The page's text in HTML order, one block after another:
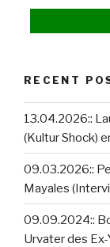
RECENT
13.04.2026::
(Kultur Shock)
09.03.2026::
Mayales
09.09.2024::
Urvater des